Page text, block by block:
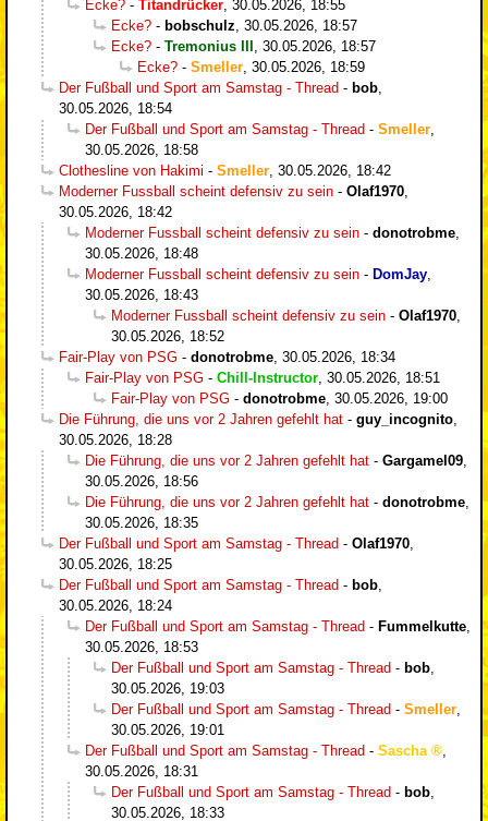
Ecke? - Titandrücker 30.05.2026, 18:55
Ecke? - bobschulz 30.05.2026, 18:57
Ecke? - Tremonius III
30.05.2026, 18:57
Ecke? - Smeller 30.05.2026, 18:59
Der Fußball und Sport am Samstag - Thread - bob
30.05.2026, 18:54
Der Fußball und Sport am Samstag - Thread - Smeller
30.05.2026, 18:58
Clothesline von Hakimi - Smeller 30.05.2026, 18:42
Moderner Fussball scheint defensiv zu sein - Olaf1970
30.05.2026, 18:42
Moderner Fussball scheint defensiv zu sein - donotrobme
30.05.2026, 18:48
Moderner Fussball scheint defensiv zu sein - DomJay
30.05.2026, 18:43
Moderner Fussball scheint defensiv zu sein - Olaf1970
30.05.2026, 18:52
Fair-Play von PSG - donotrobme 30.05.2026, 18:34
Fair-Play von PSG - Chill-Instructor 30.05.2026, 18:51
Fair-Play von PSG - donotrobme 30.05.2026, 19:00
Die Führung, die uns vor 2 Jahren gefehlt hat - guy_incognito
30.05.2026, 18:28
Die Führung, die uns vor 2 Jahren gefehlt hat - Gargamel09
30.05.2026, 18:56
Die Führung, die uns vor 2 Jahren gefehlt hat - donotrobme
30.05.2026, 18:35
Der Fußball und Sport am Samstag - Thread - Olaf1970
30.05.2026, 18:25
Der Fußball und Sport am Samstag - Thread - bob
30.05.2026, 18:24
Der Fußball und Sport am Samstag - Thread - Fummelkutte
30.05.2026, 18:53
Der Fußball und Sport am Samstag - Thread - bob
30.05.2026, 19:03
Der Fußball und Sport am Samstag - Thread - Smeller
30.05.2026, 19:01
Der Fußball und Sport am Samstag - Thread - Sascha
30.05.2026, 18:31
Der Fußball und Sport am Samstag - Thread - bob
30.05.2026, 18:33